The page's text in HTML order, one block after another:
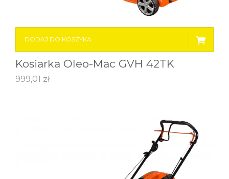
DODAJ DO KOSZYKA
Kosiarka Oleo-Mac GVH 42TK
999,01 zł